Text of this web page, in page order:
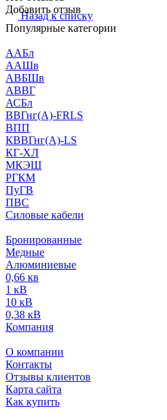
Добавить отзыв
Назад к списку
Популярные категории
ААБл
ААШв
АВБШв
АВВГ
АСБл
ВВГнг(А)-FRLS
ВПП
КВВГнг(А)-LS
КГ-ХЛ
МКЭШ
РГКМ
ПуГВ
ПВС
Силовые кабели
Бронированные
Медные
Алюминиевые
0,66 кв
1 кВ
10 кВ
0,38 кВ
Компания
О компании
Контакты
Отзывы клиентов
Карта сайта
Как купить